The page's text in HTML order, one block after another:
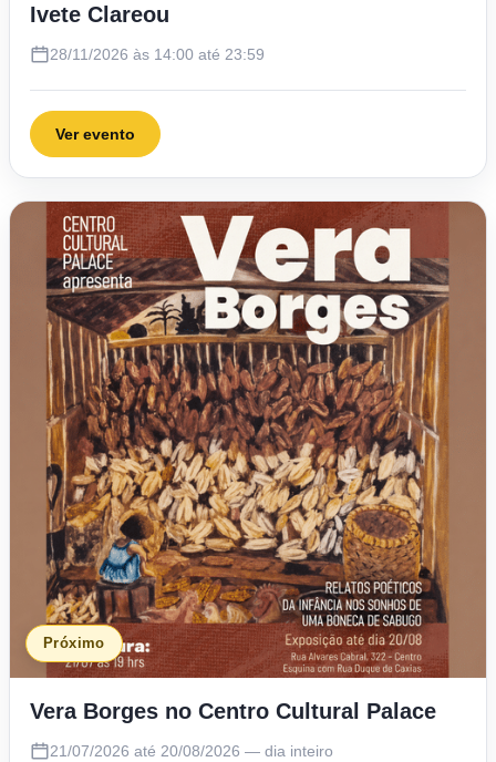
Ivete Clareou
28/11/2026 às 14:00 até 23:59
Ver evento
Próximo
Vera Borges no Centro Cultural Palace
21/07/2026 até 20/08/2026 — dia inteiro